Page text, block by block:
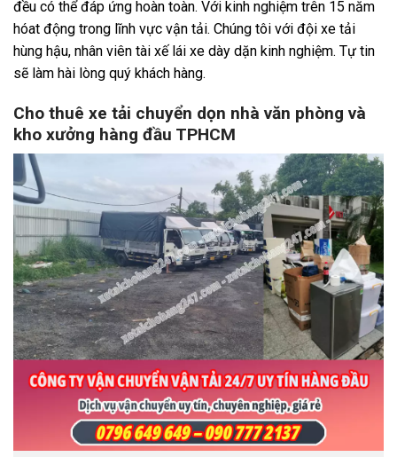
đều có thể đáp ứng hoàn toàn. Với kinh nghiệm trên 15 năm
hóat động trong lĩnh vực vận tải. Chúng tôi với đội xe tải
hùng hậu, nhân viên tài xế lái xe dày dặn kinh nghiệm. Tự tin
sẽ làm hài lòng quý khách hàng.
Cho thuê xe tải chuyển dọn nhà văn phòng và
kho xưởng hàng đầu TPHCM